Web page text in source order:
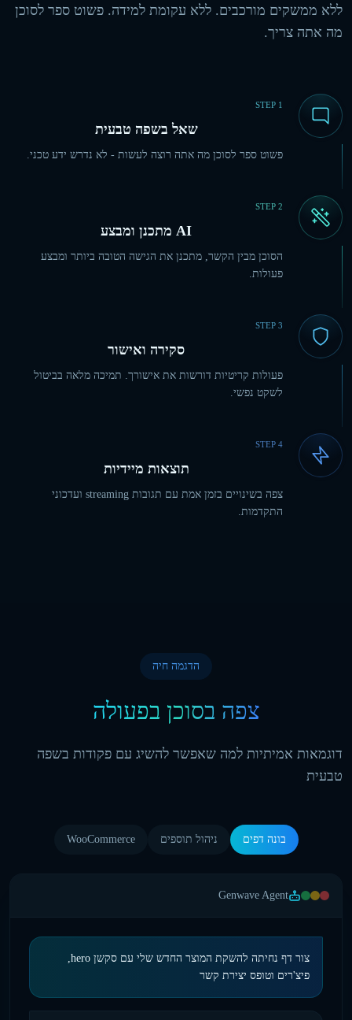
ללא ממשקים מורכבים. ללא עקומת למידה. פשוט ספר לסוכן
מה אתה צריך.
STEP 1
שאל בשפה טבעית
פשוט ספר לסוכן מה אתה רוצה לעשות - לא נדרש ידע טכני.
STEP 2
AI מתכנן ומבצע
הסוכן מבין הקשר, מתכנן את הגישה הטובה ביותר ומבצע
פעולות.
STEP 3
סקירה ואישור
פעולות קריטיות דורשות את אישורך. תמיכה מלאה בביטול
לשקט נפשי.
STEP 4
תוצאות מיידיות
צפה בשינויים בזמן אמת עם תגובות streaming ועדכוני
התקדמות.
הדגמה חיה
צפה בסוכן בפעולה
דוגמאות אמיתיות למה שאפשר להשיג עם פקודות בשפה
טבעית
בונה דפים ניהול תוספים WooCommerce
Genwave Agent
צור דף נחיתה להשקת המוצר החדש שלי עם סקשן hero,
פיצ'רים וטופס יצירת קשר